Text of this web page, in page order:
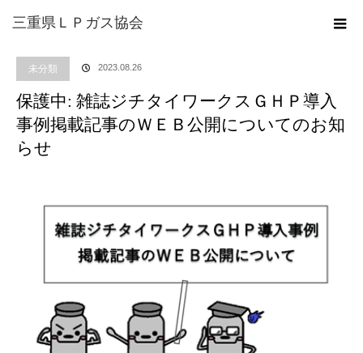
三重県ＬＰガス協会
ブログ
未分類 保護中: 雑誌ジチタイワークスＧＨＰ導入事例掲載記
未分類 2023.08.26
保護中: 雑誌ジチタイワークスＧＨＰ導入
事例掲載記事のＷＥＢ公開についてのお知
らせ